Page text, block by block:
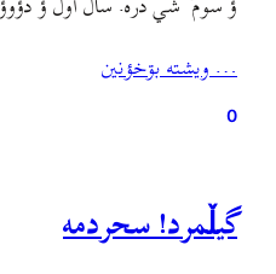
ؤ سوم ٚ شي دره. سال أول ؤ
… ويشته بۊخؤنين
0
گيلٚمرد! سحردمه